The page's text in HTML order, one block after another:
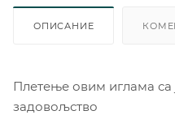
ОПИСАНИЕ
Плетење овим иглама са
задовољство